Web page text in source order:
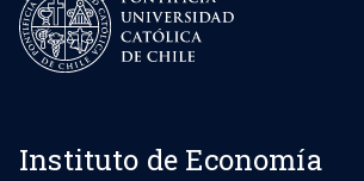
Instituto de Economía